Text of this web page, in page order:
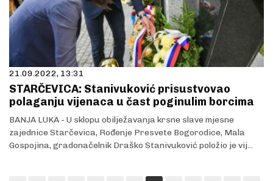
21.09.2022, 13:31
STARČEVICA: Stanivuković prisustvovao
polaganju vijenaca u čast poginulim borcima
BANJA LUKA - U sklopu obilježavanja krsne slave mjesne
zajednice Starčevica, Rođenje Presvete Bogorodice, Mala
Gospojina, gradonačelnik Draško Stanivuković položio je vij...